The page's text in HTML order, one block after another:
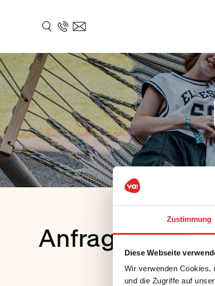
Zustimmung
Diese Webseite
Wir verwenden Cookies,
und die Zugriffe auf